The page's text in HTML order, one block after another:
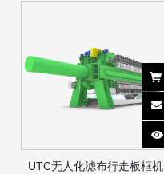
UTC无人化滤布行走板框机